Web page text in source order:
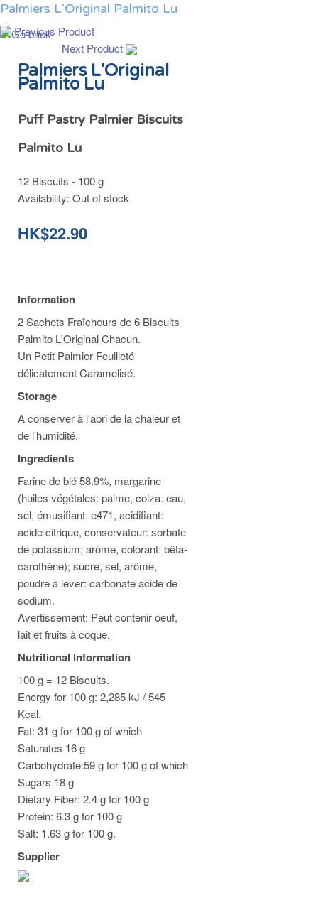
Palmiers L'Original Palmito Lu
Previous Product
Next Product
Palmiers L'Original
Palmito Lu
Puff Pastry Palmier Biscuits
Palmito Lu
12 Biscuits - 100 g
Availability: Out of stock
HK$22.90
Information
2 Sachets Fraîcheurs de 6 Biscuits
Palmito L'Original Chacun.
Un Petit Palmier Feuilleté
délicatement Caramelisé.
Storage
A conserver à l'abri de la chaleur et
de l'humidité.
Ingredients
Farine de blé 58.9%, margarine
(huiles végétales: palme, colza. eau,
sel, émusifiant: e471, acidifiant:
acide citrique, conservateur: sorbate
de potassium; arôme, colorant: bêta-
carothène); sucre, sel, arôme,
poudre à lever: carbonate acide de
sodium.
Avertissement: Peut contenir oeuf,
lait et fruits à coque.
Nutritional Information
100 g = 12 Biscuits.
Energy for 100 g: 2,285 kJ / 545
Kcal.
Fat: 31 g for 100 g of which
Saturates 16 g
Carbohydrate:59 g for 100 g of which
Sugars 18 g
Dietary Fiber: 2.4 g for 100 g
Protein: 6.3 g for 100 g
Salt: 1.63 g for 100 g.
Supplier